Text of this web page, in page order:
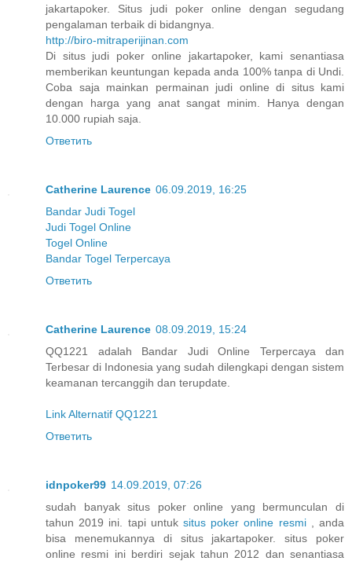
jakartapoker. Situs judi poker online dengan segudang
pengalaman terbaik di bidangnya.
http://biro-mitraperijinan.com
Di situs judi poker online jakartapoker, kami senantiasa
memberikan keuntungan kepada anda 100% tanpa di Undi.
Coba saja mainkan permainan judi online di situs kami
dengan harga yang anat sangat minim. Hanya dengan
10.000 rupiah saja.
Ответить
Catherine Laurence 06.09.2019, 16:25
Bandar Judi Togel
Judi Togel Online
Togel Online
Bandar Togel Terpercaya
Ответить
Catherine Laurence 08.09.2019, 15:24
QQ1221 adalah Bandar Judi Online Terpercaya dan
Terbesar di Indonesia yang sudah dilengkapi dengan sistem
keamanan tercanggih dan terupdate.
Link Alternatif QQ1221
Ответить
idnpoker99 14.09.2019, 07:26
sudah banyak situs poker online yang bermunculan di
tahun 2019 ini. tapi untuk situs poker online resmi, anda
bisa menemukannya di situs jakartapoker. situs poker
online resmi ini berdiri sejak tahun 2012 dan senantiasa